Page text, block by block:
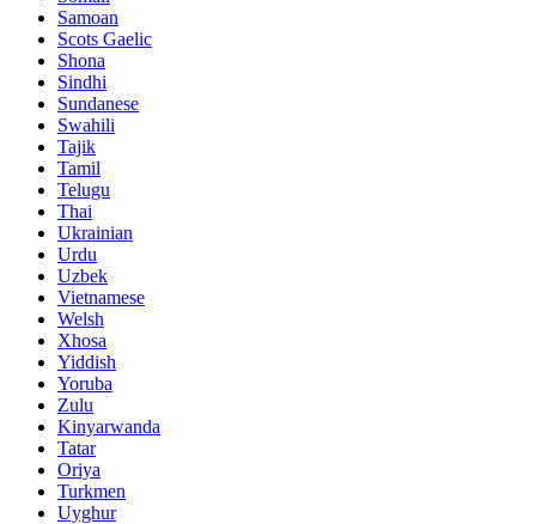
Samoan
Scots Gaelic
Shona
Sindhi
Sundanese
Swahili
Tajik
Tamil
Telugu
Thai
Ukrainian
Urdu
Uzbek
Vietnamese
Welsh
Xhosa
Yiddish
Yoruba
Zulu
Kinyarwanda
Tatar
Oriya
Turkmen
Uyghur